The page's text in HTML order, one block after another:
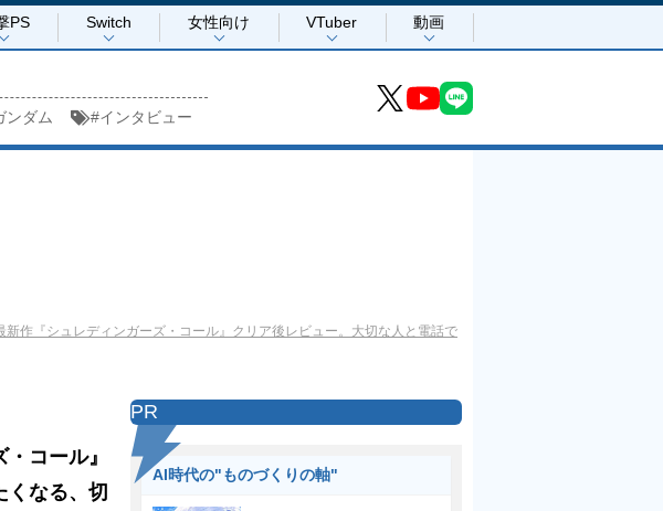
PS Switch 女性向け VTuber 動画
ンダム #インタビュー
新作『シュレディンガーズ・コール』クリア後レビュー。大切な人と電話で
コール』
くなる、切
PR
AI時代の"ものづくりの軸"